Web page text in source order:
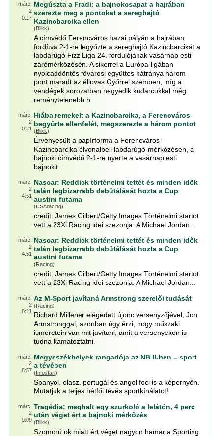
márc.
2
0:17
Megúszta a Fradi: a bajnokcsapat a hajrában
szerezte meg a pontokat a sereghajtó
Kazincbarcika ellen
(Blikk)
A címvédő Ferencváros hazai pályán a hajrában
fordítva 2-1-re legyőzte a sereghajtó Kazincbarcikát a
labdarúgó Fizz Liga 24. fordulójának vasárnap esti
zárómérkőzésén. A sikerrel a Európa-ligában
nyolcaddöntős fővárosi együttes hátránya három
pont maradt az éllovas Győrrel szemben, míg a
vendégek sorozatban negyedik kudarcukkal még
reménytelenebb h
márc.
2
0:21
Hiába remekelt a Kazincbarcika, a Ferencváros
begyűrte ellenfelét, megszerezte a három pontot
(Blikk)
Érvényesült a papírforma a Ferencváros-
Kazincbarcika élvonalbeli labdarúgó-mérkőzésen, a
bajnoki címvédő 2-1-re nyerte a vasárnap esti
bajnokit.
márc.
2
4:51
Nascar: Reddick történelmi tettét és minden idők
talán legbizarrabb debütálását hozta a Cup
austini futama
(USAracing)
credit: James Gilbert/Getty Images Történelmi startot
vett a 23Xi Racing idei szezonja. A Michael Jordan...
márc.
2
4:51
Nascar: Reddick történelmi tettét és minden idők
talán legbizarrabb debütálását hozta a Cup
austini futama
(Racing)
credit: James Gilbert/Getty Images Történelmi startot
vett a 23Xi Racing idei szezonja. A Michael Jordan...
márc.
2
8:21
Az M-Sport javítaná Armstrong szerelői tudását
(Racing)
Richard Millener elégedett újonc versenyzőjével, Jon
Armstronggal, azonban úgy érzi, hogy műszaki
ismeretein van mit javítani, amit a versenyeken is
tudna kamatoztatni.
márc.
2
8:57
Megyeszékhelyek rangadója az NB II-ben – sport
a tévében
(Infostart)
Spanyol, olasz, portugál és angol foci is a képernyőn.
Mutatjuk a teljes hétfői tévés sportkínálatot!
márc.
2
9:09
Tragédia: meghalt egy szurkoló a lelátón, 4 perc
után véget ért a bajnoki mérkőzés
(Blikk)
Szomorú ok miatt ért véget nagyon hamar a Sporting